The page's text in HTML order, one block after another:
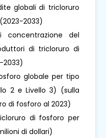
globali di tricloruro
2033)
concentrazione del
di tricloruro di
2033)
globale per tipo
2 e Livello 3) (sulla
di fosforo al 2023)
di fosforo per
di dollari)